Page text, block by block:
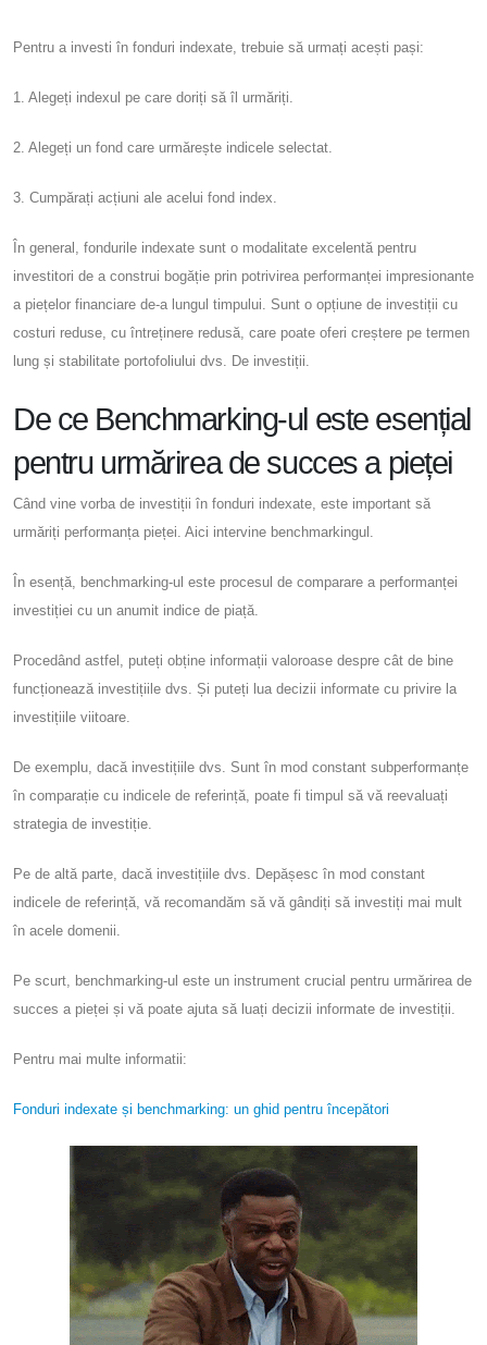
Pentru a investi în fonduri indexate, trebuie să urmați acești pași:
1. Alegeți indexul pe care doriți să îl urmăriți.
2. Alegeți un fond care urmărește indicele selectat.
3. Cumpărați acțiuni ale acelui fond index.
În general, fondurile indexate sunt o modalitate excelentă pentru
investitori de a construi bogăție prin potrivirea performanței impresionante
a piețelor financiare de-a lungul timpului. Sunt o opțiune de investiții cu
costuri reduse, cu întreținere redusă, care poate oferi creștere pe termen
lung și stabilitate portofoliului dvs. De investiții.
De ce Benchmarking-ul este esențial
pentru urmărirea de succes a pieței
Când vine vorba de investiții în fonduri indexate, este important să
urmăriți performanța pieței. Aici intervine benchmarkingul.
În esență, benchmarking-ul este procesul de comparare a performanței
investiției cu un anumit indice de piață.
Procedând astfel, puteți obține informații valoroase despre cât de bine
funcționează investițiile dvs. Și puteți lua decizii informate cu privire la
investițiile viitoare.
De exemplu, dacă investițiile dvs. Sunt în mod constant subperformanțe
în comparație cu indicele de referință, poate fi timpul să vă reevaluați
strategia de investiție.
Pe de altă parte, dacă investițiile dvs. Depășesc în mod constant
indicele de referință, vă recomandăm să vă gândiți să investiți mai mult
în acele domenii.
Pe scurt, benchmarking-ul este un instrument crucial pentru urmărirea de
succes a pieței și vă poate ajuta să luați decizii informate de investiții.
Pentru mai multe informatii:
Fonduri indexate și benchmarking: un ghid pentru începători